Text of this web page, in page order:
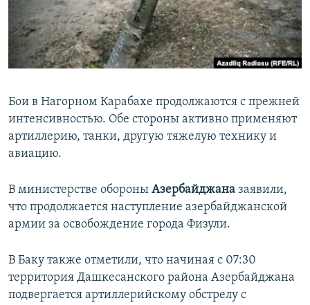
СПОРТ
МИР
БЛОГИ
ГОЛОСА
ЧИТАЕМ ПРЕССУ
АРХИВ РАДИОПРОГРАММЫ
Все сайты РСЕ/РС
Бои в Нагорном Карабахе продолжаются с прежней
интенсивностью. Обе стороны активно применяют
артиллерию, танки, другую тяжелую технику и
авиацию.
В министерстве обороны Азербайджана заявили,
что продолжается наступление азербайджанской
армии за освобождение города Физули.
В Баку также отметили, что начиная с 07:30
территория Дашкесанского района Азербайджана
подвергается артиллерийскому обстрелу с